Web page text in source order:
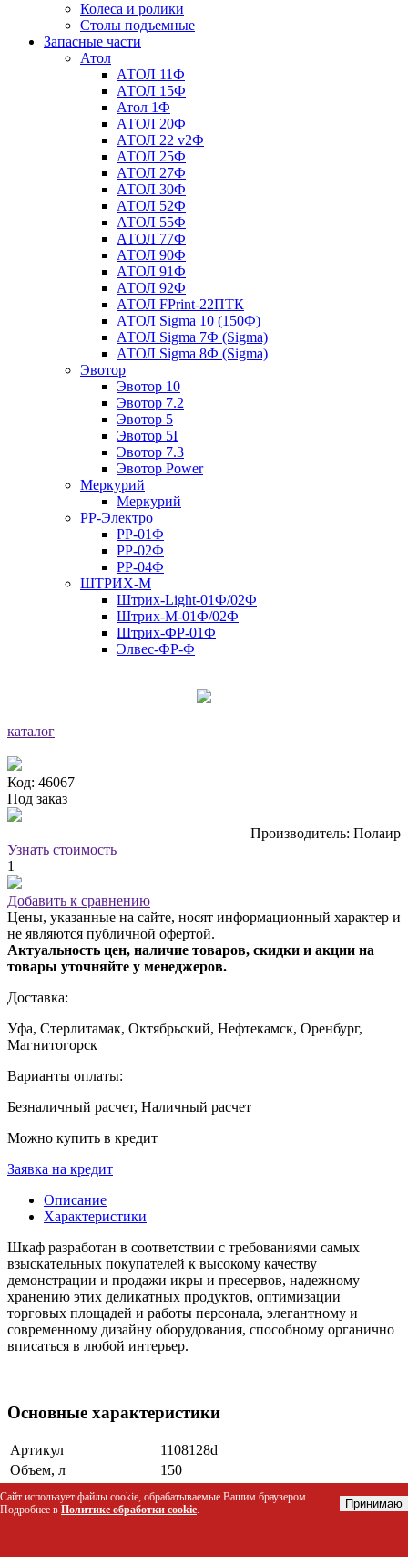
Колеса и ролики
Столы подъемные
Запасные части
Атол
АТОЛ 11Ф
АТОЛ 15Ф
Атол 1Ф
АТОЛ 20Ф
АТОЛ 22 v2Ф
АТОЛ 25Ф
АТОЛ 27Ф
АТОЛ 30Ф
АТОЛ 52Ф
АТОЛ 55Ф
АТОЛ 77Ф
АТОЛ 90Ф
АТОЛ 91Ф
АТОЛ 92Ф
АТОЛ FPrint-22ПТК
АТОЛ Sigma 10 (150Ф)
АТОЛ Sigma 7Ф (Sigma)
АТОЛ Sigma 8Ф (Sigma)
Эвотор
Эвотор 10
Эвотор 7.2
Эвотор 5
Эвотор 5I
Эвотор 7.3
Эвотор Power
Меркурий
Меркурий
РР-Электро
РР-01Ф
РР-02Ф
РР-04Ф
ШТРИХ-М
Штрих-Light-01Ф/02Ф
Штрих-М-01Ф/02Ф
Штрих-ФР-01Ф
Элвес-ФР-Ф
каталог
Код: 46067
Под заказ
Производитель: Полаир
Узнать стоимость
1
Добавить к сравнению
Цены, указанные на сайте, носят информационный характер и
не являются публичной офертой.
Актуальность цен, наличие товаров, скидки и акции на
товары уточняйте у менеджеров.
Доставка:
Уфа, Стерлитамак, Октябрьский, Нефтекамск, Оренбург,
Магнитогорск
Варианты оплаты:
Безналичный расчет, Наличный расчет
Можно купить в кредит
Заявка на кредит
Описание
Характеристики
Шкаф разработан в соответствии с требованиями самых
взыскательных покупателей к высокому качеству
демонстрации и продажи икры и пресервов, надежному
хранению этих деликатных продуктов, оптимизации
торговых площадей и работы персонала, элегантному и
современному дизайну оборудования, способному органично
вписаться в любой интерьер.
Основные характеристики
Артикул
1108128d
Объем, л
150
Температурный
режим, °C
-8...0
Сайт использует файлы cookie, обрабатываемые Вашим браузером.
Подробнее в Политике обработки cookie. Принимаю